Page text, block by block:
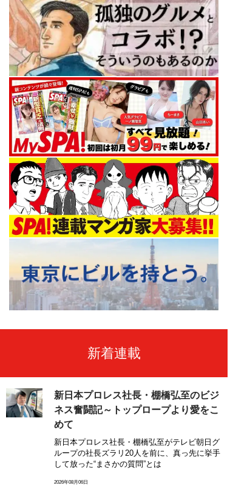
新着連載
新日本プロレス社長・棚橋弘至のビジ
ネス奮闘記～トップロープより愛をこ
めて
新日本プロレス社長・棚橋弘至がテレビ朝日グ
ループの社長ズラリ20人を前に、真っ先に挙手
して放った“まさかの質問”とは
2026年08月06日